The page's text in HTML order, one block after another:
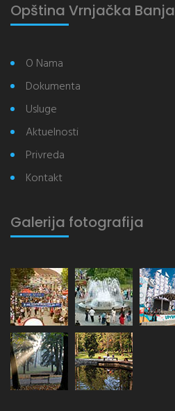
Opština Vrnjačka Banja
O Nama
Dokumenta
Usluge
Aktuelnosti
Privreda
Kontakt
Galerija fotografija